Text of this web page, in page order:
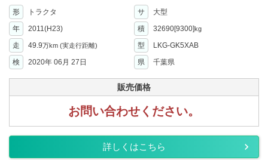
形 トラクタ サ
大型
年
2011(H23) 積 32690[9300]kg
走 49.9万km (実走行距離) 型
LKG-GK5XAB
検
2020年 06月 27日 県 千葉県
販売価格
お問い合わせください。
詳しくはこちら